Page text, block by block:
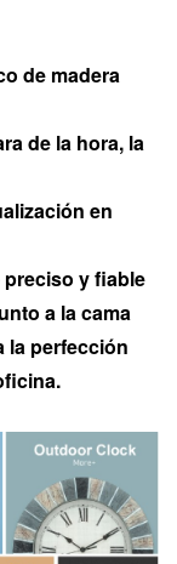
de madera
de la hora, la
en
y fiable
a la cama
la perfección